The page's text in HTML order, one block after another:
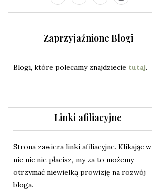
Zaprzyjaźnione Blogi
Blogi, które polecamy znajdziecie tutaj.
Linki afiliacyjne
Strona zawiera linki afiliacyjne. Klikając w
nie nic nie płacisz, my za to możemy
otrzymać niewielką prowizję na rozwój
bloga.